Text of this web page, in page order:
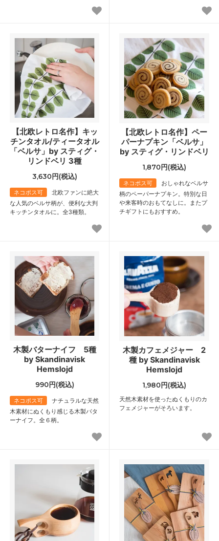
【北欧レトロ名作】キッ
チンタオル/ティータオル
「ベルサ」by スティグ・
リンドベリ 3種
3,630円(税込)
ネコポス可
北欧ファンに絶大
な人気のベルサ柄が、便利な大判
キッチンタオルに。全3種類。
【北欧レトロ名作】ペー
パーナプキン「ベルサ」
by スティグ・リンドベリ
1,870円(税込)
ネコポス可
おしゃれなベルサ
柄のペーパーナプキン。特別な日
や来客時のおもてなしに。またプ
チギフトにもおすすめ。
木製バターナイフ 5種
by Skandinavisk
Hemslojd
990円(税込)
ネコポス可
ナチュラルな天然
木素材にぬくもり感じる木製バタ
ーナイフ。全６柄。
木製カフェメジャー 2
種 by Skandinavisk
Hemslojd
1,980円(税込)
天然木素材を使ったぬくもりのカ
フェメジャーがそろいます。